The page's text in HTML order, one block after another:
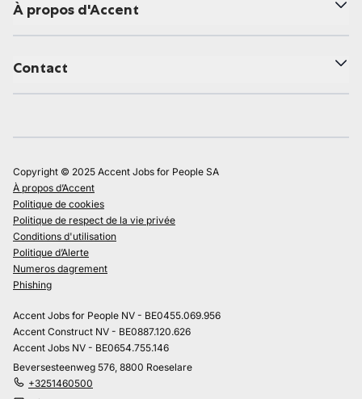
À propos d'Accent
Contact
Copyright © 2025 Accent Jobs for People SA
À propos d’Accent
Politique de cookies
Politique de respect de la vie privée
Conditions d'utilisation
Politique d’Alerte
Numeros dagrement
Phishing
Accent Jobs for People NV - BE0455.069.956
Accent Construct NV - BE0887.120.626
Accent Jobs NV - BE0654.755.146
Beversesteenweg 576, 8800 Roeselare
+3251460500